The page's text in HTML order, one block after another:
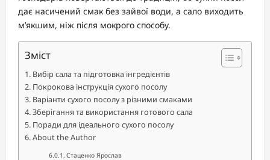
дає насичений смак без зайвої води, а сало виходить
м’якшим, ніж після мокрого способу.
Зміст
Вибір сала та підготовка інгредієнтів
Покрокова інструкція сухого посолу
Варіанти сухого посолу з різними смаками
Зберігання та використання готового сала
Поради для ідеального сухого посолу
About the Author
Стаценко Ярослав